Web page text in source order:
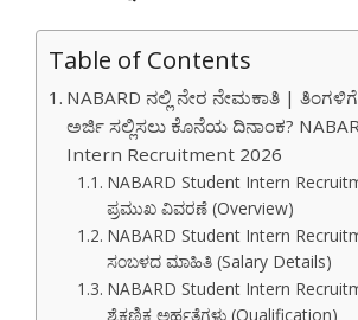
Table of Contents
NABARD ನಲ್ಲಿ ನೇರ ನೇಮಕಾತಿ |
ಅರ್ಜಿ ಸಲ್ಲಿಸಲು ಕೊನೆಯ ದಿನಾಂಕ?
Intern Recruitment 2026
NABARD Student Intern
ಪ್ರಮುಖ ವಿವರಣೆ (Overview)
NABARD Student Intern
ಸಂಬಳದ ಮಾಹಿತಿ (Salary Details)
NABARD Student Intern
ಶೈಕ್ಷಣಿಕ ಅರ್ಹತೆಗಳು (Qualification)